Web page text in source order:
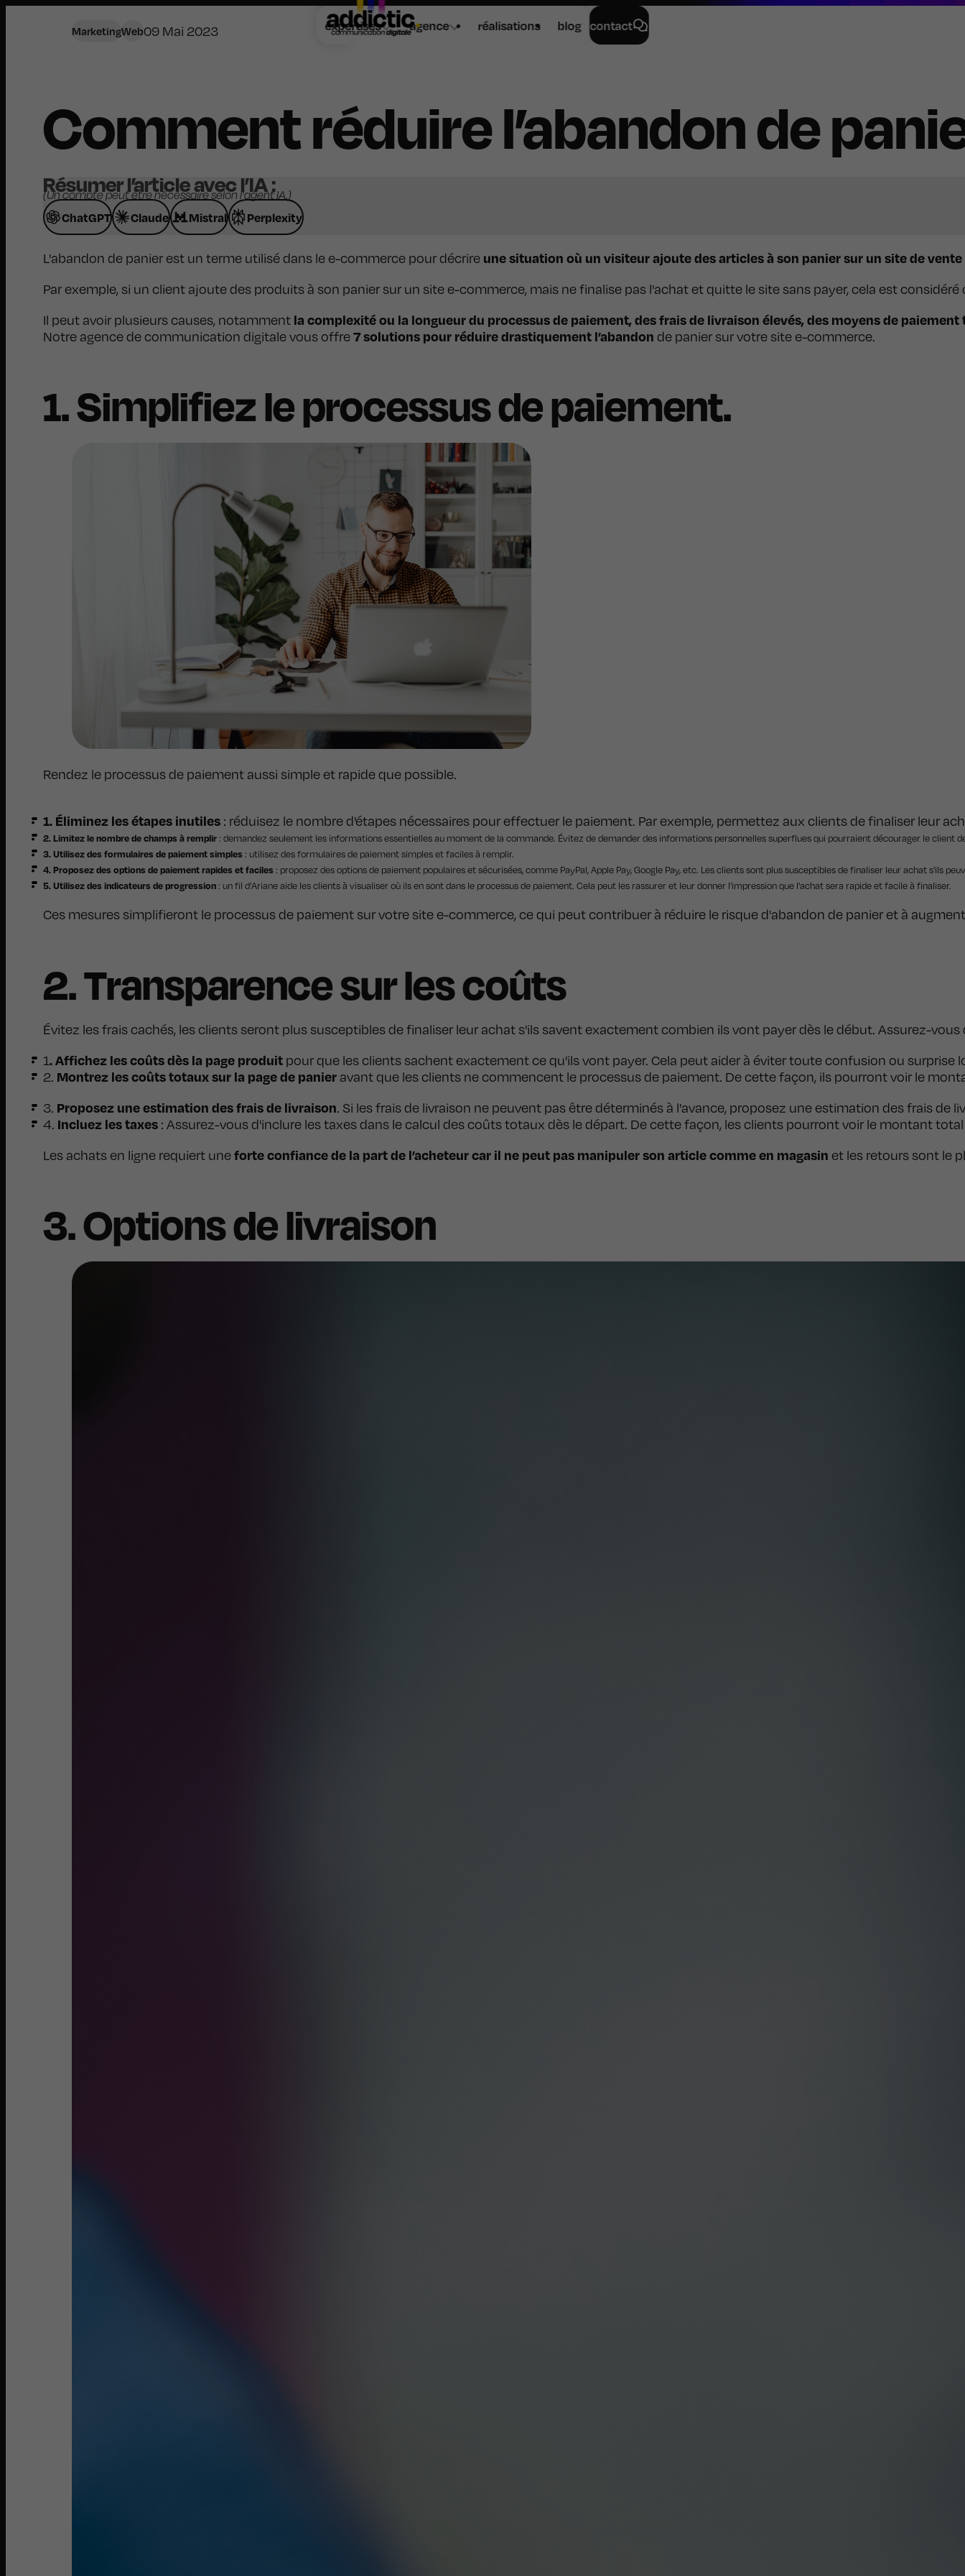
expertises agence réalisations blog contact
MarketingWeb09 Mai 2023
Comment réduire l’abandon de
Résumer l’article avec l’IA :
(Un compte peut être nécessaire selon l'agent IA.)
ChatGPT Claude Mistral Perplexity
L'abandon de panier est un terme utilisé dans le e-commerce pour décrire une situation où un visiteur ajoute des articles à son panier sur un site de
Par exemple, si un client ajoute des produits à son panier sur un site e-commerce, mais ne finalise pas l'achat et quitte le site sans payer, cela est
Il peut avoir plusieurs causes, notamment la complexité ou la longueur du processus de paiement, des frais de livraison élevés, des moyens de
Notre agence de communication digitale vous offre7 solutions pour réduire drastiquement l’abandon de panier sur votre site e-commerce.
1. Simplifiez le processus de paiement.
Rendez le processus de paiement aussi simple et rapide que possible.
1. Éliminez les étapes inutiles : réduisez le nombre d'étapes nécessaires pour effectuer le paiement. Par exemple, permettez aux clients de finaliser leur
2. Limitez le nombre de champs à remplir: demandez seulement les informations essentielles au moment de la commande. Évitez de demander des informations personnelles superflues qui pourraient décourager le client
3. Utilisez des formulaires de paiement simples : utilisez des formulaires de paiement simples et faciles à remplir.
4. Proposez des options de paiement rapides et faciles : proposez des options de paiement populaires et sécurisées, comme PayPal, Apple Pay, Google Pay, etc. Les clients sont plus susceptibles de finaliser leur achat s'ils
5. Utilisez des indicateurs de progression: un fil d’Ariane aide les clients à visualiser où ils en sont dans le processus de paiement. Cela peut les rassurer et leur donner l'impression que l'achat sera rapide et facile à finaliser.
Ces mesures simplifieront le processus de paiement sur votre site e-commerce, ce qui peut contribuer à réduire le risque d'abandon de panier et à
2. Transparence sur les coûts
Évitez les frais cachés, les clients seront plus susceptibles de finaliser leur achat s'ils savent exactement combien ils vont payer dès le début. Assurez-
1. Affichez les coûts dès la page produit pour que les clients sachent exactement ce qu'ils vont payer. Cela peut aider à éviter toute confusion ou surprise
2. Montrez les coûts totaux sur la page de panier avant que les clients ne commencent le processus de paiement. De cette façon, ils pourront voir le
3. Proposez une estimation des frais de livraison. Si les frais de livraison ne peuvent pas être déterminés à l'avance, proposez une estimation des frais
4. Incluez les taxes : Assurez-vous d'inclure les taxes dans le calcul des coûts totaux dès le départ. De cette façon, les clients pourront voir le montant
Les achats en ligne requiert uneforte confiance de la part de l’acheteur car il ne peut pas manipuler son article comme en magasin et les retours sont le
3. Options de livraison